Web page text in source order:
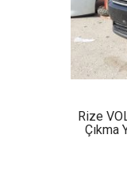
Rize
Çıkma